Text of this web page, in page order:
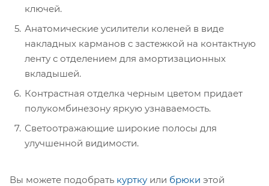
ключей.
Анатомические усилители коленей в виде
накладных карманов с застежкой на контактную
ленту с отделением для амортизационных
вкладышей.
Контрастная отделка черным цветом придает
полукомбинезону яркую узнаваемость.
Светоотражающие широкие полосы для
улучшенной видимости.
Вы можете подобрать куртку или брюки этой